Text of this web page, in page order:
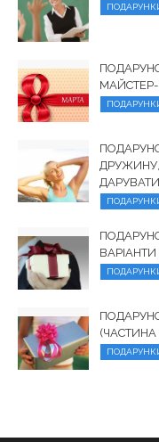
ДРУЖИНУ,
ДАРУВАТИ
(ЧАСТИНА